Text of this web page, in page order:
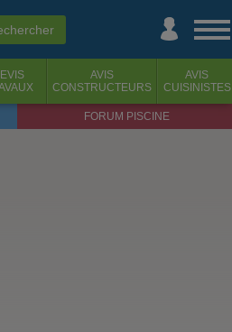
AVIS
CONSTRUCTEURS
AVIS
CUISINISTES
FORUM PISCINE